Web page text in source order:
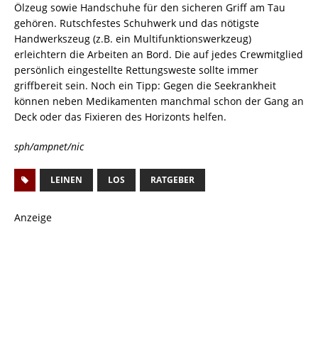
Ölzeug sowie Handschuhe für den sicheren Griff am Tau
gehören. Rutschfestes Schuhwerk und das nötigste
Handwerkszeug (z.B. ein Multifunktionswerkzeug)
erleichtern die Arbeiten an Bord. Die auf jedes Crewmitglied
persönlich eingestellte Rettungsweste sollte immer
griffbereit sein. Noch ein Tipp: Gegen die Seekrankheit
können neben Medikamenten manchmal schon der Gang an
Deck oder das Fixieren des Horizonts helfen.
sph/ampnet/nic
LEINEN LOS RATGEBER
Anzeige